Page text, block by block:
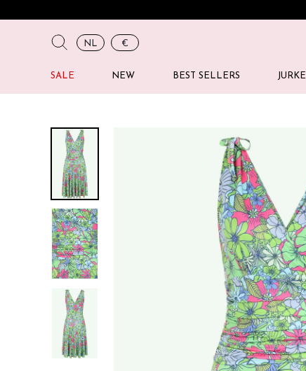
NL €
SALE NEW BEST SELLERS